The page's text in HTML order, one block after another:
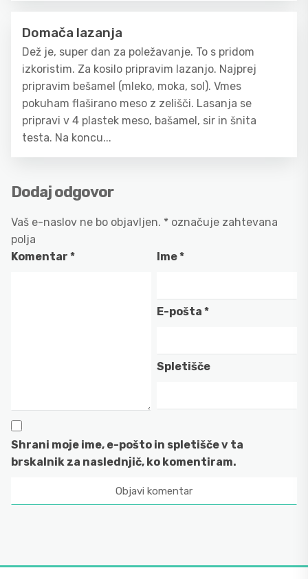
Domača lazanja
Dež je, super dan za poležavanje. To s pridom
izkoristim. Za kosilo pripravim lazanjo. Najprej
pripravim bešamel (mleko, moka, sol). Vmes
pokuham flaširano meso z zelišči. Lasanja se
pripravi v 4 plastek meso, bašamel, sir in šnita
testa. Na koncu...
Dodaj odgovor
Vaš e-naslov ne bo objavljen. * označuje zahtevana
polja
Komentar * Ime*
E-pošta*
Spletišče
Shrani moje ime, e-pošto in spletišče v ta
brskalnik za naslednjič, ko komentiram.